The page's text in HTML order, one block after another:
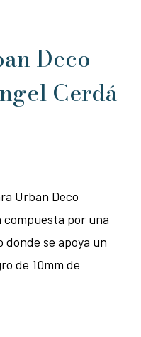
Deco
Cerdá
Urban Deco
compuesta por una
se apoya un
de 10mm de